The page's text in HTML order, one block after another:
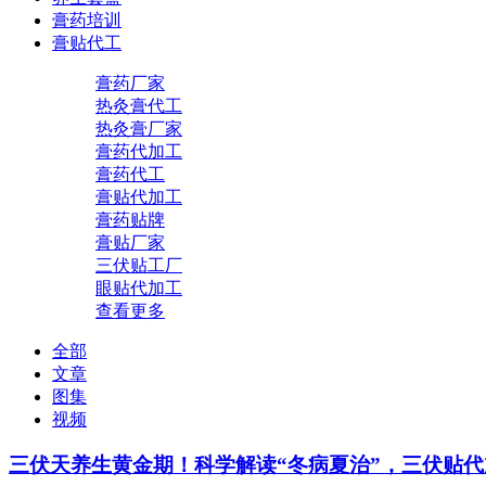
膏药培训
膏贴代工
膏药厂家
热灸膏代工
热灸膏厂家
膏药代加工
膏药代工
膏贴代加工
膏药贴牌
膏贴厂家
三伏贴工厂
眼贴代加工
查看更多
全部
文章
图集
视频
三伏天养生黄金期！科学解读“冬病夏治”，三伏贴